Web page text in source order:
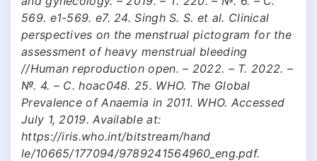
569. e1-569. e7. 24. Singh S. S. et al. Clinical
perspectives on the menstrual pictogram for the
assessment of heavy menstrual bleeding
//Human reproduction open. – 2022. – Т. 2022. –
№. 4. – С. hoac048. 25. WHO. The Global
Prevalence of Anaemia in 2011. WHO. Accessed
July 1, 2019. Available at:
https://iris.who.int/bitstream/hand
le/10665/177094/9789241564960_eng.pdf.